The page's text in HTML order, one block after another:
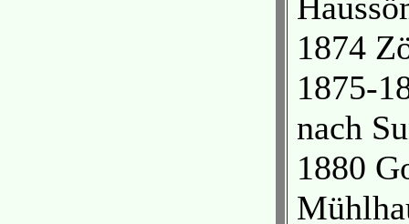
1874
1875-
nach
1880